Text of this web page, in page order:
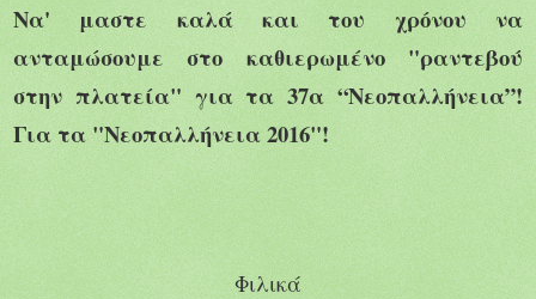
Να' μαστε καλά και του χρόνου να
ανταμώσουμε στο καθιερωμένο "ραντεβού
στην πλατεία" για τα 37α “Νεοπαλλήνεια”!
Για τα "Νεοπαλλήνεια 2016"!
Φιλικά